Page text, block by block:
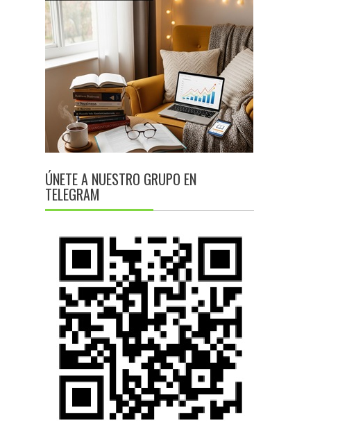
ÚNETE A NUESTRO GRUPO EN
TELEGRAM